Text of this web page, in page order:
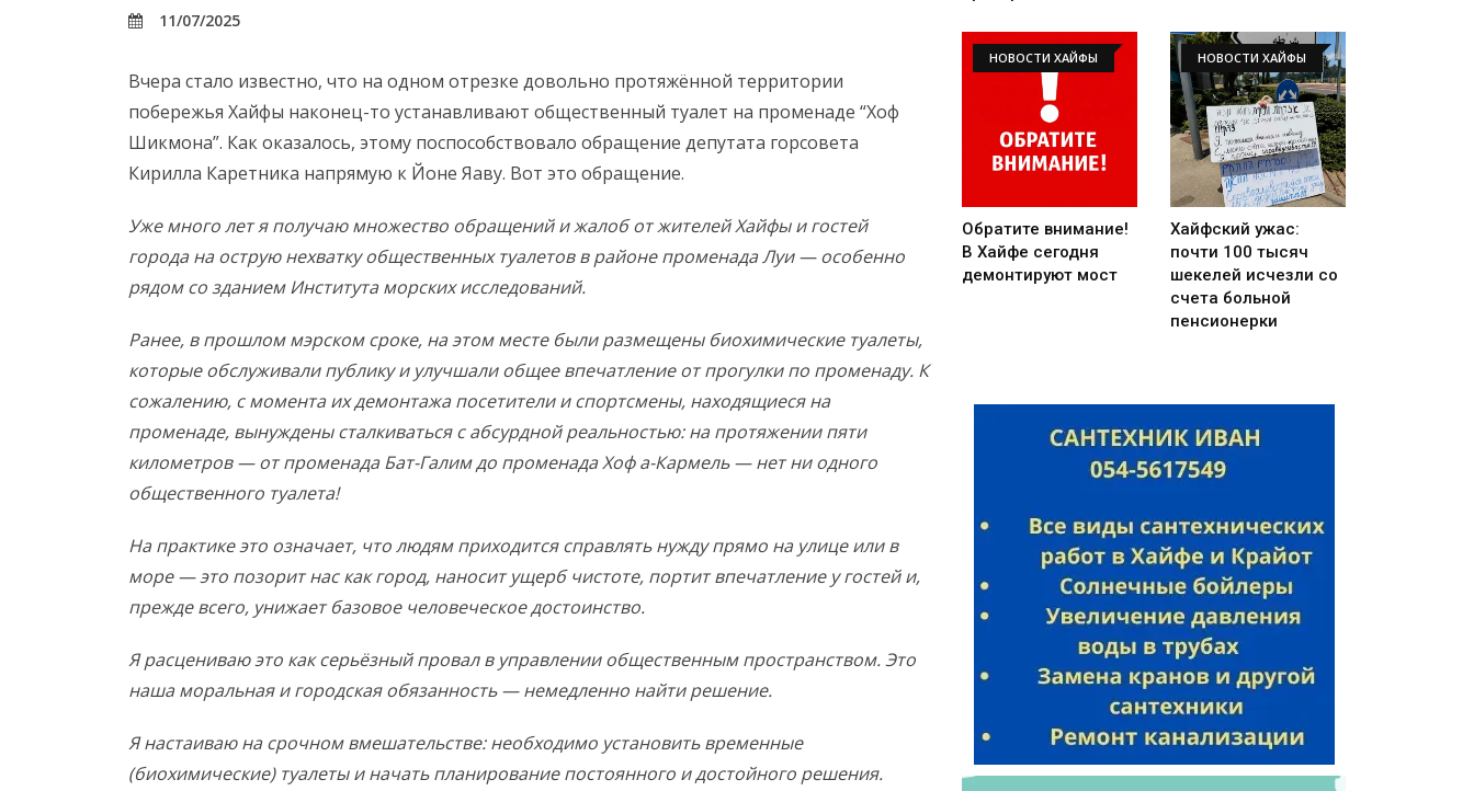
11/07/2025
Вчера стало известно, что на одном отрезке довольно протяжённой территории
побережья Хайфы наконец-то устанавливают общественный туалет на променаде “Хоф
Шикмона”. Как оказалось, этому поспособствовало обращение депутата горсовета
Кирилла Каретника напрямую к Йоне Яаву. Вот это обращение.
Уже много лет я получаю множество обращений и жалоб от жителей Хайфы и гостей
города на острую нехватку общественных туалетов в районе променада Луи — особенно
рядом со зданием Института морских исследований.
Ранее, в прошлом мэрском сроке, на этом месте были размещены биохимические туалеты,
которые обслуживали публику и улучшали общее впечатление от прогулки по променаду. К
сожалению, с момента их демонтажа посетители и спортсмены, находящиеся на
променаде, вынуждены сталкиваться с абсурдной реальностью: на протяжении пяти
километров — от променада Бат-Галим до променада Хоф а-Кармель — нет ни одного
общественного туалета!
На практике это означает, что людям приходится справлять нужду прямо на улице или в
море — это позорит нас как город, наносит ущерб чистоте, портит впечатление у гостей и,
прежде всего, унижает базовое человеческое достоинство.
Я расцениваю это как серьёзный провал в управлении общественным пространством. Это
наша моральная и городская обязанность — немедленно найти решение.
Я настаиваю на срочном вмешательстве: необходимо установить временные
(биохимические) туалеты и начать планирование постоянного и достойного решения.
НОВОСТИ ХАЙФЫ
Обратите внимание!
В Хайфе сегодня
демонтируют мост
НОВОСТИ ХАЙФЫ
Хайфский ужас:
почти 100 тысяч
шекелей исчезли со
счета больной
пенсионерки